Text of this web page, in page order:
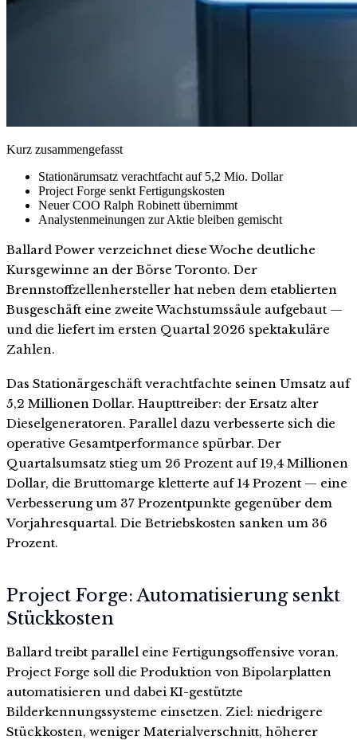
Kurz zusammengefasst
Stationärumsatz verachtfacht auf 5,2 Mio. Dollar
Project Forge senkt Fertigungskosten
Neuer COO Ralph Robinett übernimmt
Analystenmeinungen zur Aktie bleiben gemischt
Ballard Power verzeichnet diese Woche deutliche
Kursgewinne an der Börse Toronto. Der
Brennstoffzellenhersteller hat neben dem etablierten
Busgeschäft eine zweite Wachstumssäule aufgebaut —
und die liefert im ersten Quartal 2026 spektakuläre
Zahlen.
Das Stationärgeschäft verachtfachte seinen Umsatz auf
5,2 Millionen Dollar. Haupttreiber: der Ersatz alter
Dieselgeneratoren. Parallel dazu verbesserte sich die
operative Gesamtperformance spürbar. Der
Quartalsumsatz stieg um 26 Prozent auf 19,4 Millionen
Dollar, die Bruttomarge kletterte auf 14 Prozent — eine
Verbesserung um 37 Prozentpunkte gegenüber dem
Vorjahresquartal. Die Betriebskosten sanken um 36
Prozent.
Project Forge: Automatisierung senkt
Stückkosten
Ballard treibt parallel eine Fertigungsoffensive voran.
Project Forge soll die Produktion von Bipolarplatten
automatisieren und dabei KI-gestützte
Bilderkennungssysteme einsetzen. Ziel: niedrigere
Stückkosten, weniger Materialverschnitt, höherer